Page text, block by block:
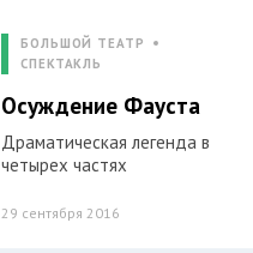
БОЛЬШОЙ ТЕАТР
СПЕКТАКЛЬ
Осуждение Фауста
Драматическая легенда в
четырех частях
29 сентября 2016